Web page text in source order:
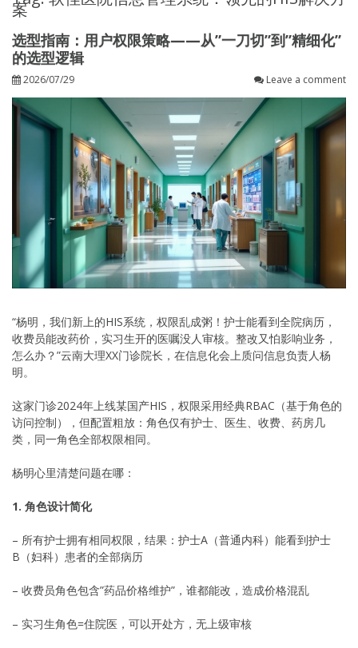
案
选型指南：用户权限策略——从”一刀切”到”精细化”
的选型逻辑
2026/07/29 Leave a comment
“杨明，我们新上的HIS系统，权限乱成粥！护士能看到全院病历，
收费员能改药价，实习生开的医嘱没人审核。整改又怕影响业务，
怎么办？”云南大理XX门诊院长，在信息化会上质问信息负责人杨
明。
这家门诊2024年上线某国产HIS，权限采用经典RBAC（基于角色的
访问控制），但配置粗放：角色仅有护士、医生、收费、药房几
类，同一角色全部权限相同。
杨明心里清楚问题在哪：
1. 角色设计简化
– 所有护士拥有相同权限，结果：护士A（普通内科）能看到护士
B（妇科）患者的全部病历
– 收费员角色包含”药品价格维护”，谁都能改，造成价格混乱
– 实习生角色=住院医，可以开处方，无上级审核